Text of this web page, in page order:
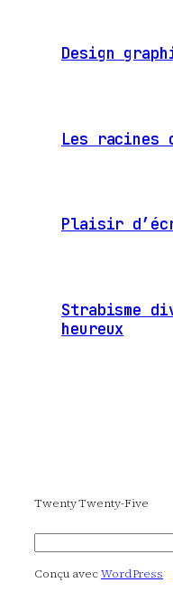
Design
Les racines
Plaisir
Strabisme
heureux
Twenty Twenty-Five
Rechercher
Conçu avecWordPress